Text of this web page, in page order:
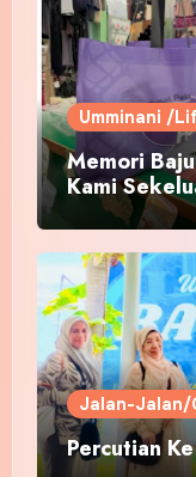
Umminani /
Memori
Kami
Pakaian
Jalan-Jalan/
Percutian